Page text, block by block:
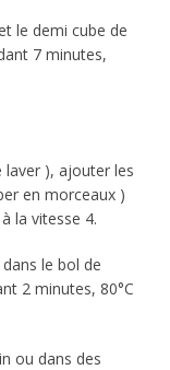
le demi cube de
7 minutes,
laver ), ajouter les
en morceaux )
la vitesse 4.
le bol de
2 minutes, 80°C
ou dans des